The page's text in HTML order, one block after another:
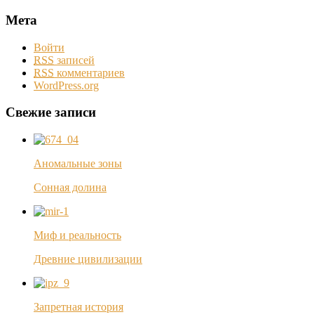
Мета
Войти
RSS записей
RSS комментариев
WordPress.org
Свежие записи
Аномальные зоны
Сонная долина
Миф и реальность
Древние цивилизации
Запретная история